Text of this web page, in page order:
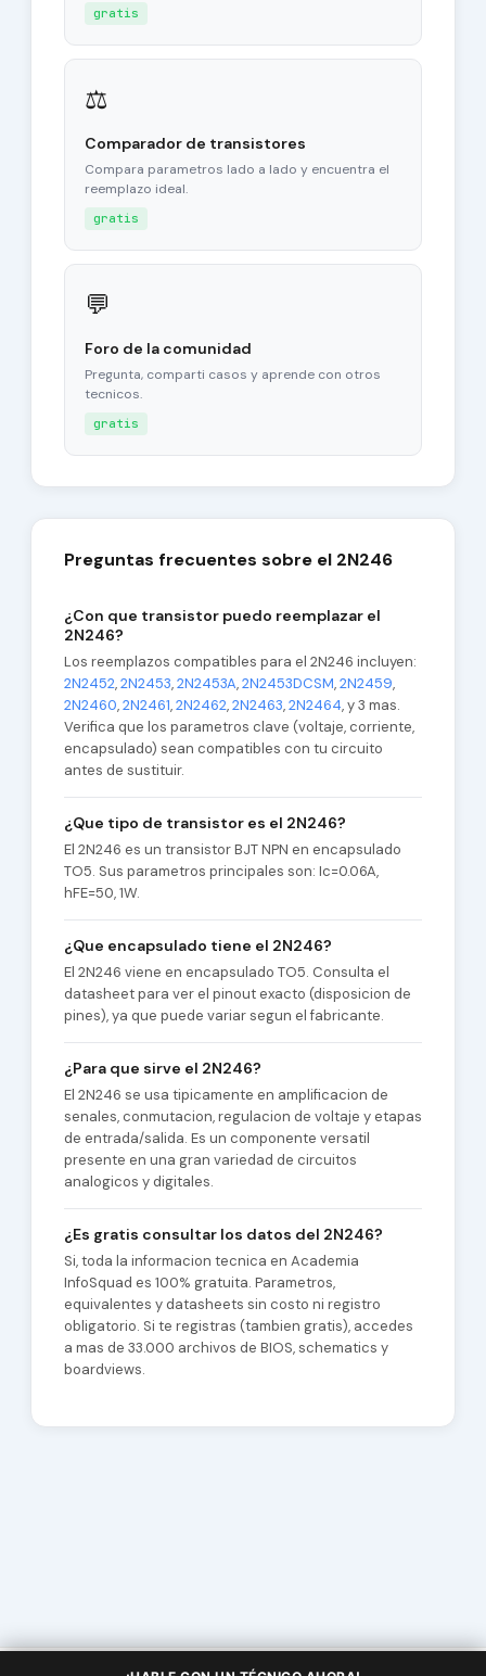
gratis
⚖
Comparador de transistores
Compara parametros lado a lado y encuentra el
reemplazo ideal.
gratis
💬
Foro de la comunidad
Pregunta, comparti casos y aprende con otros
tecnicos.
gratis
Preguntas frecuentes sobre el 2N246
¿Con que transistor puedo reemplazar el
2N246?
Los reemplazos compatibles para el 2N246 incluyen:
2N2452,2N2453,2N2453A,2N2453DCSM,2N2459,
2N2460,2N2461,2N2462,2N2463,2N2464, y 3 mas.
Verifica que los parametros clave (voltaje, corriente,
encapsulado) sean compatibles con tu circuito
antes de sustituir.
¿Que tipo de transistor es el 2N246?
El 2N246 es un transistor BJT NPN en encapsulado
TO5. Sus parametros principales son: Ic=0.06A,
hFE=50, 1W.
¿Que encapsulado tiene el 2N246?
El 2N246 viene en encapsulado TO5. Consulta el
datasheet para ver el pinout exacto (disposicion de
pines), ya que puede variar segun el fabricante.
¿Para que sirve el 2N246?
El 2N246 se usa tipicamente en amplificacion de
senales, conmutacion, regulacion de voltaje y etapas
de entrada/salida. Es un componente versatil
presente en una gran variedad de circuitos
analogicos y digitales.
¿Es gratis consultar los datos del 2N246?
Si, toda la informacion tecnica en Academia
InfoSquad es 100% gratuita. Parametros,
equivalentes y datasheets sin costo ni registro
obligatorio. Si te registras (tambien gratis), accedes
a mas de 33.000 archivos de BIOS, schematics y
boardviews.